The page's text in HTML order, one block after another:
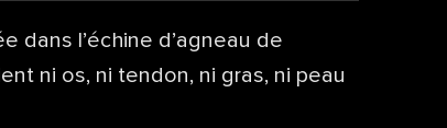
dans l’échine d’agneau de
ni os, ni tendon, ni gras, ni peau